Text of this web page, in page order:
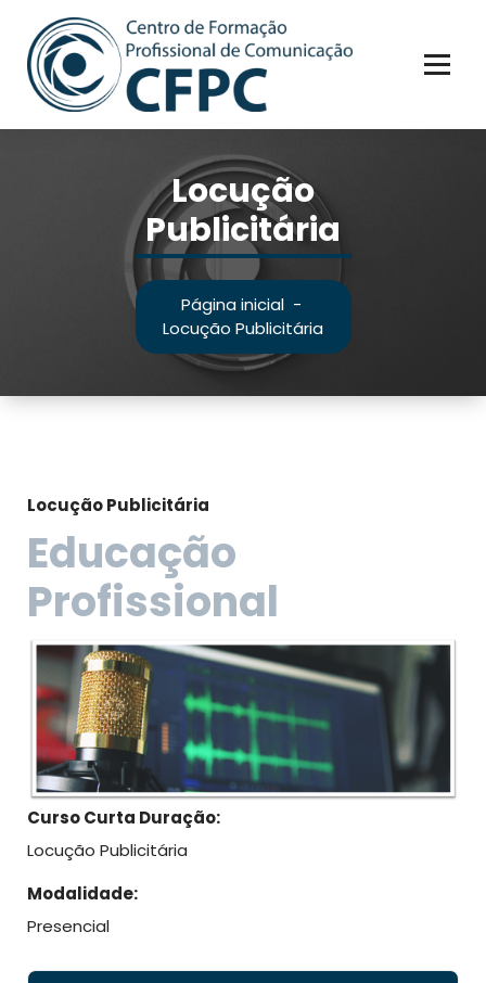
para
conteúdo
Locução
Publicitária
Página inicial-
Locução Publicitária
Locução Publicitária
Educação
Profissional
Curso Curta Duração:
Locução Publicitária
Modalidade:
Presencial